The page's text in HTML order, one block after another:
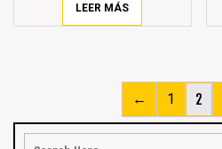
LEER MÁS
← 1 2